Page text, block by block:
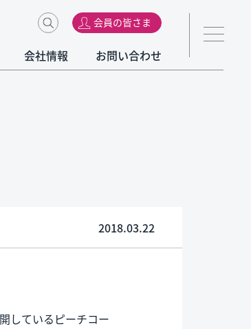
会員の皆さま
会社情報 お問い合わせ
2018.03.22
しているピーチコー